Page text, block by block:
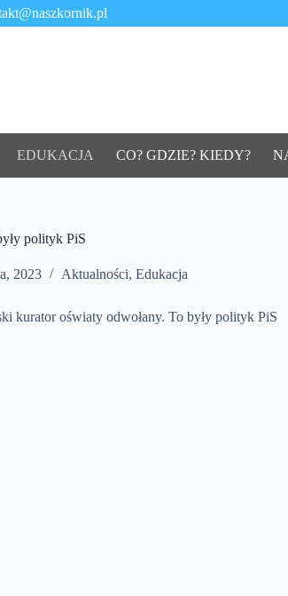
EDUKACJA CO? GDZIE? KIEDY?
polityk PiS
2023 Aktualności, Edukacja
kurator oświaty odwołany. To były polityk PiS